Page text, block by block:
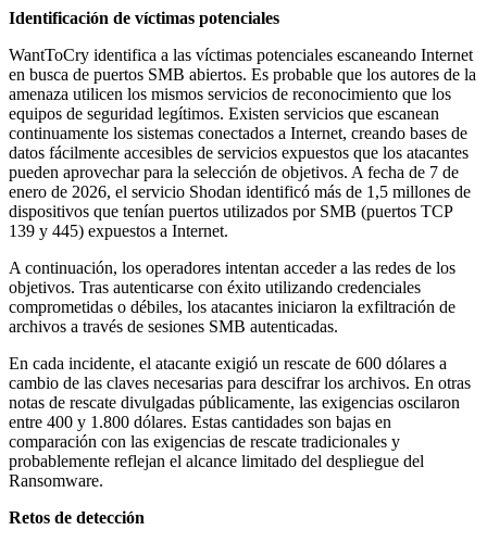
Identificación de víctimas potenciales
WantToCry identifica a las víctimas potenciales escaneando Internet
en busca de puertos SMB abiertos. Es probable que los autores de la
amenaza utilicen los mismos servicios de reconocimiento que los
equipos de seguridad legítimos. Existen servicios que escanean
continuamente los sistemas conectados a Internet, creando bases de
datos fácilmente accesibles de servicios expuestos que los atacantes
pueden aprovechar para la selección de objetivos. A fecha de 7 de
enero de 2026, el servicio Shodan identificó más de 1,5 millones de
dispositivos que tenían puertos utilizados por SMB (puertos TCP
139 y 445) expuestos a Internet.
A continuación, los operadores intentan acceder a las redes de los
objetivos. Tras autenticarse con éxito utilizando credenciales
comprometidas o débiles, los atacantes iniciaron la exfiltración de
archivos a través de sesiones SMB autenticadas.
En cada incidente, el atacante exigió un rescate de 600 dólares a
cambio de las claves necesarias para descifrar los archivos. En otras
notas de rescate divulgadas públicamente, las exigencias oscilaron
entre 400 y 1.800 dólares. Estas cantidades son bajas en
comparación con las exigencias de rescate tradicionales y
probablemente reflejan el alcance limitado del despliegue del
Ransomware.
Retos de detección